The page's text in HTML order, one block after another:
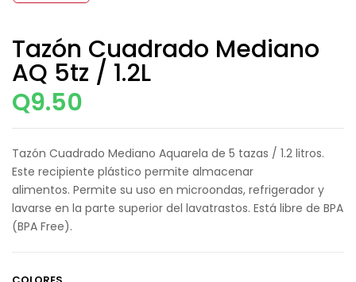
Tazón Cuadrado Mediano
AQ 5tz / 1.2L
Q9.50
Tazón Cuadrado Mediano Aquarela de 5 tazas / 1.2 litros.
Este recipiente plástico permite almacenar
alimentos. Permite su uso en microondas, refrigerador y
lavarse en la parte superior del lavatrastos. Está libre de BPA
(BPA Free).